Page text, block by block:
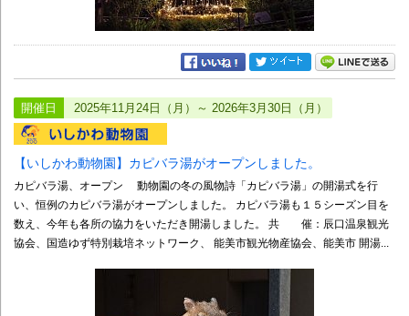
開催日 2025年11月24日（月）～ 2026年3月30日（月）
【いしかわ動物園】カピバラ湯がオープンしました。
カピバラ湯、オープン 動物園の冬の風物詩「カピバラ湯」の開湯式を行
い、恒例のカピバラ湯がオープンしました。 カピバラ湯も１５シーズン目を
数え、今年も各所の協力をいただき開湯しました。 共 催：辰口温泉観光
協会、国造ゆず特別栽培ネットワーク、 能美市観光物産協会、能美市 開湯...